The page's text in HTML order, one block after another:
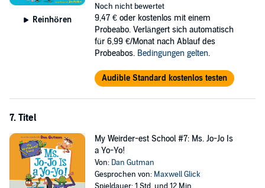
Reinhören
Noch nicht bewertet
9,47 € oder kostenlos mit einem
Probeabo. Verlängert sich automatisch
für 6,99 €/Monat nach Ablauf des
Probeabos. Bedingungen gelten.
Audible Standard kostenlos testen
7. Titel
My Weirder-est School #7: Ms. Jo-Jo Is
a Yo-Yo!
Von: Dan Gutman
Gesprochen von: Maxwell Glick